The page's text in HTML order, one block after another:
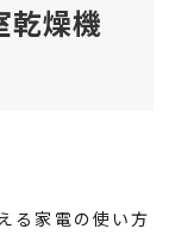
乾燥機
る家電の使い方